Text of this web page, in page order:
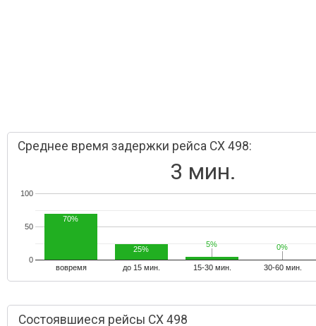
Среднее время задержки рейса CX 498:
3 мин.
вовремя до 15 мин. 15-30 мин. 30-60 мин.
0
50
100
70%
25%
5%
5% 0%
0%
Состоявшиеся рейсы CX 498